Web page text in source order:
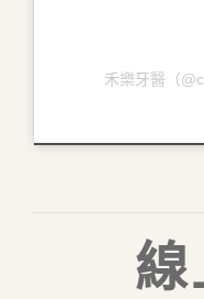
禾樂牙醫（